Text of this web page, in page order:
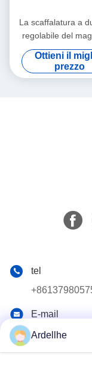
La scaffalatura a
regolabile del
tormenta con il
elevatore che si
5000KG
Ottieni il
prezzo
tel
E-mail
Indirizzo
Ardellhe